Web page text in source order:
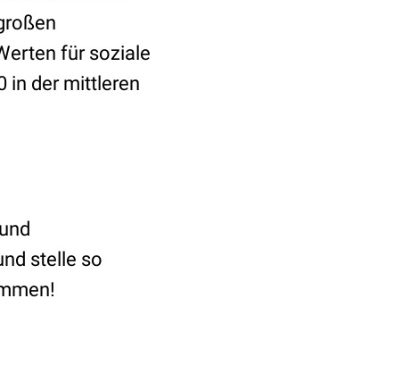
für soziale
in der mittleren
stelle so